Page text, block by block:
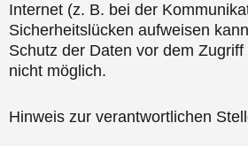
Internet (z. B. bei der
Sicherheitslücken aufweisen
Schutz der Daten vor dem
nicht möglich.
Hinweis zur verantwortlichen